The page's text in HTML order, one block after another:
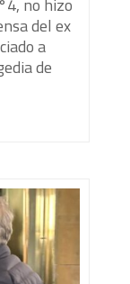
no hizo
del ex
a
de